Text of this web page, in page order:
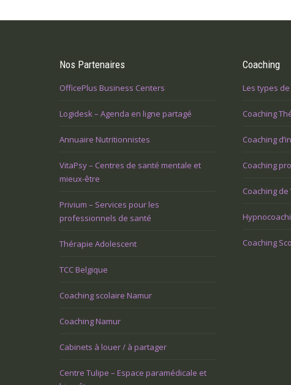
Nos Partenaires
OfficePlus Business Centers
Logidesk – Agenda en ligne partagé
Annuaire Nutritionnistes
VitaPsy – Centres de santé mentale et
mieux-être
Privium – Services pour les
professionnels de santé
Thérapie Adolescent
TCC Belgique
Coaching scolaire Namur
Coaching Namur
Cabinets à louer / à partager
Centre Tulipe – Espace paramédicale et
Coaching
Les types
Coaching
Coaching
Coaching
Coaching de
Coaching